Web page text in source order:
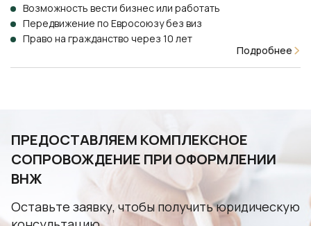
Возможность вести бизнес или работать
Передвижение по Евросоюзу без виз
Право на гражданство через 10 лет
Подробнее
ПРЕДОСТАВЛЯЕМ КОМПЛЕКСНОЕ
СОПРОВОЖДЕНИЕ ПРИ ОФОРМЛЕНИИ
ВНЖ
Оставьте заявку, чтобы получить юридическую